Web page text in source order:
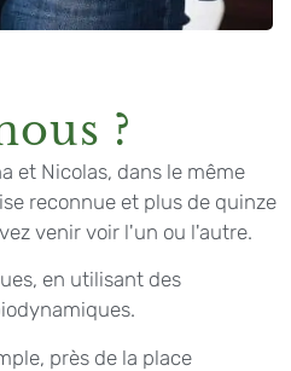
?
et Nicolas, dans le même
reconnue et plus de quinze
venir voir l'un ou l'autre.
en utilisant des
près de la place